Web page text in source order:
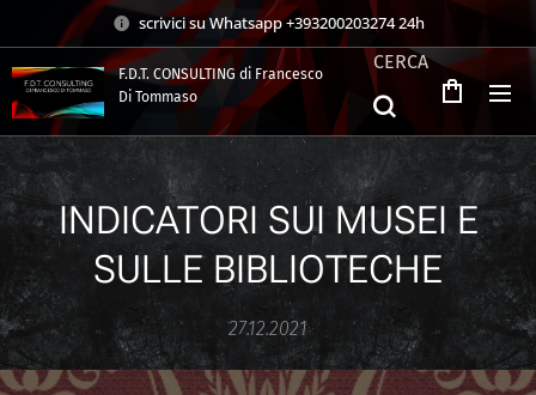
scrivici su Whatsapp +393200203274 24h
F.D.T. CONSULTING di Francesco
Di Tommaso
CERCA
INDICATORI SUI MUSEI E
SULLE BIBLIOTECHE
27.12.2021